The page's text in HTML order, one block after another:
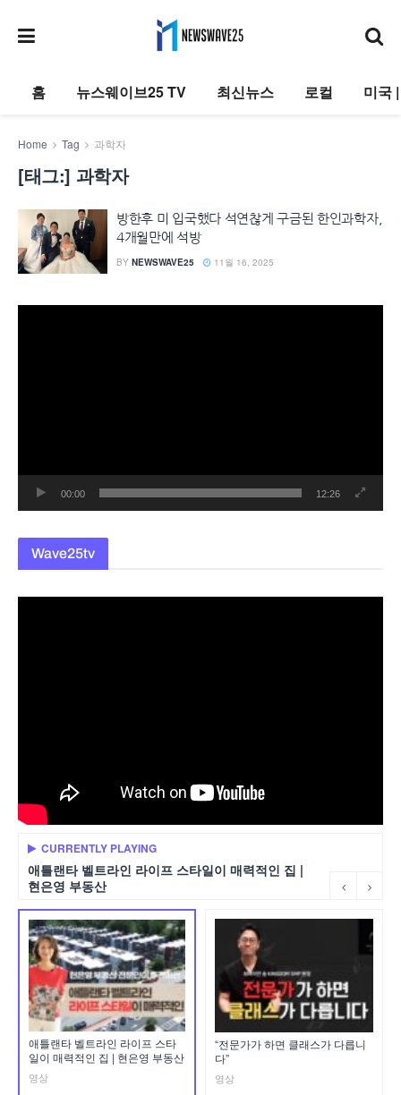
홈 뉴스웨이브25 TV 최신뉴스 로컬 미국
Home Tag 과학자
[태그:] 과학자
방한후 미 입국했다 석연찮게 구금된 한인과학자,
4개월만에 석방
BY NEWSWAVE25 11월 16, 2025
00:00 12:26
Wave25tv
CURRENTLY PLAYING
애틀랜타 벨트라인 라이프 스타일이 매력적인 집 |
현은영 부동산
애틀랜타 벨트라인 라이프 스타
일이 매력적인 집 | 현은영 부동산
영상
“전문가가 하면 클래스가 다릅니
다”
영상